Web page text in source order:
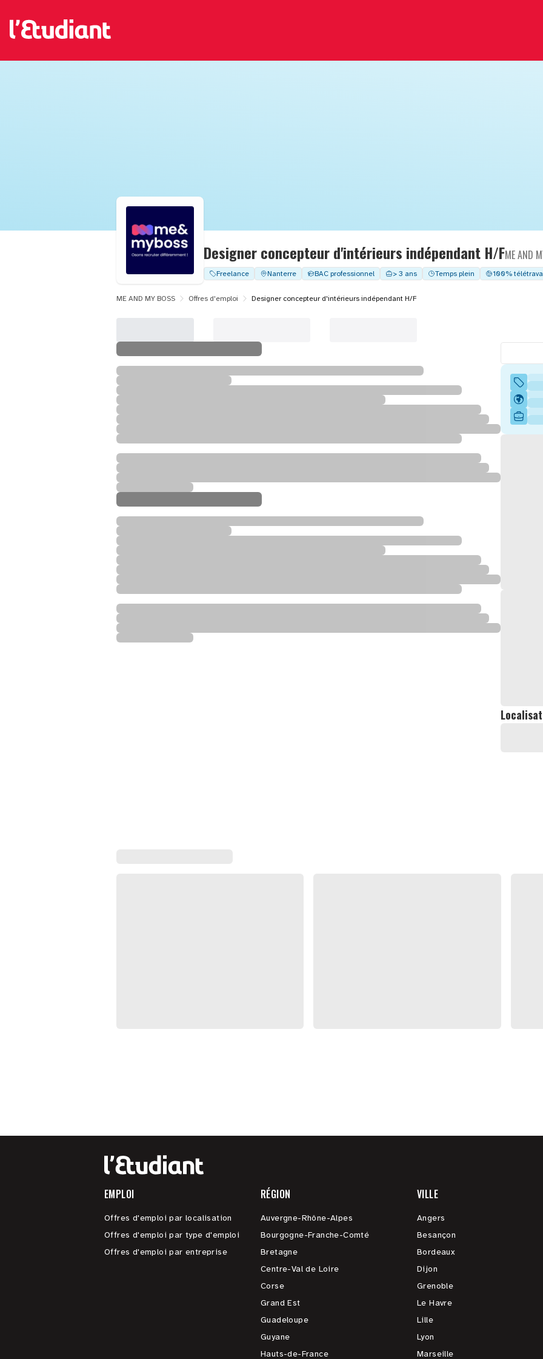
Designer concepteur d'intérieurs indépendant H/FME AND
Freelance Nanterre BAC professionnel > 3 ans Temps plein 100%
ME AND MY BOSS Offres d'emploi Designer concepteur d'intérieurs indépendant H/F
EMPLOI
Offres d'emploi par localisation
Offres d'emploi par type d'emploi
Offres d'emploi par entreprise
RÉGION
Auvergne-Rhône-Alpes
Bourgogne-Franche-Comté
Bretagne
Centre-Val de Loire
Corse
Grand Est
Guadeloupe
Guyane
Hauts-de-France
VILLE
Angers
Besançon
Bordeaux
Dijon
Grenoble
Le Havre
Lille
Lyon
Marseille